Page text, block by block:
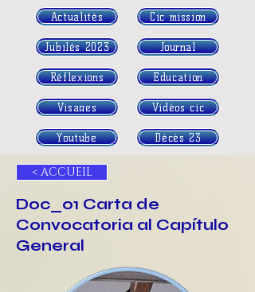
Actualités
Jubilés 2023
Réflexions
Visages
Youtube
Cic mission
Journal
Education
Vidéos cic
Décès 23
< ACCUEIL
Doc_01 Carta de
Convocatoria al Capítulo
General